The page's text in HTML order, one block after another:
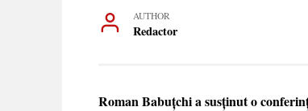
AUTHOR
Redactor
Roman Babuțchi a susținut o